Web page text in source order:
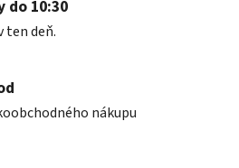
do 10:30
ten deň.
nákupu